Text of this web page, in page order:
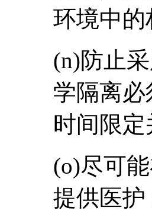
环境中的
(n)防止
学隔离
时间限
(o)尽可
提供医护